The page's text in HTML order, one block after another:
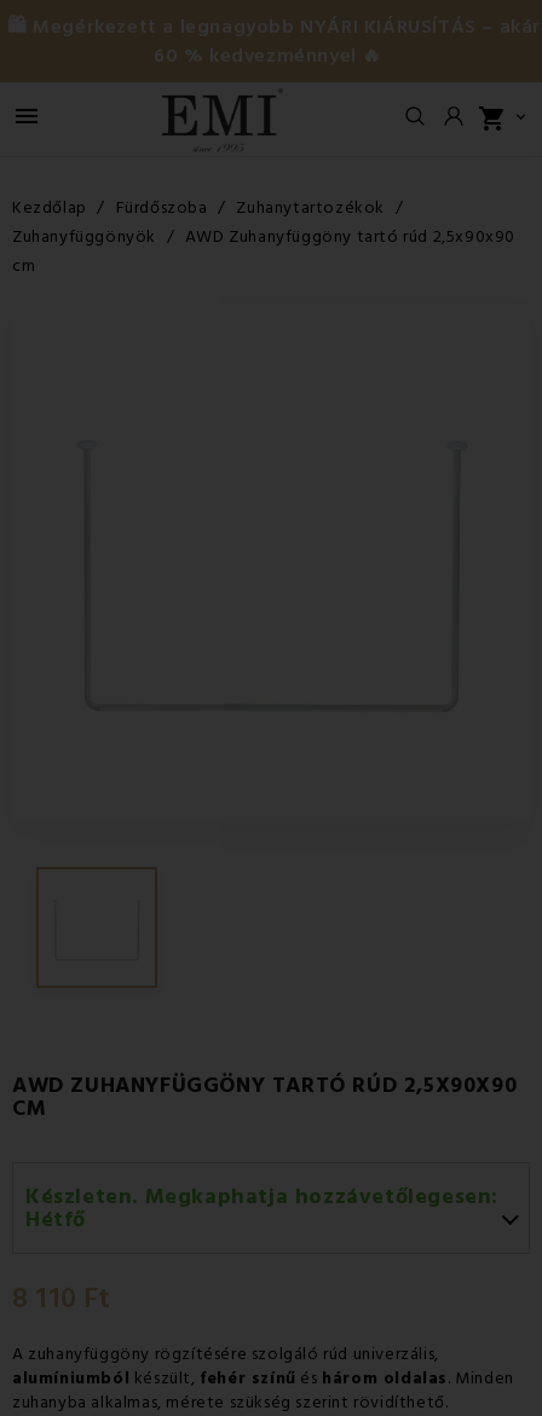
🛍️ Megérkezett a legnagyobb NYÁRI KIÁRUSÍTÁS – akár
60 % kedvezménnyel 🔥
 shopping_cart 
Kezdőlap Fürdőszoba
Zuhanytartozékok
Zuhanyfüggönyök
AWD Zuhanyfüggöny tartó rúd 2,5x90x90
cm
AWD ZUHANYFÜGGÖNY TARTÓ RÚD 2,5X90X90
CM
Készleten. Megkaphatja hozzávetőlegesen:
Hétfő
Kedd 11.08
8 110 Ft
A zuhanyfüggöny rögzítésére szolgáló rúd univerzális,
alumíniumból készült, fehér színű és három oldalas. Minden
zuhanyba alkalmas, mérete szükség szerint rövidíthető.